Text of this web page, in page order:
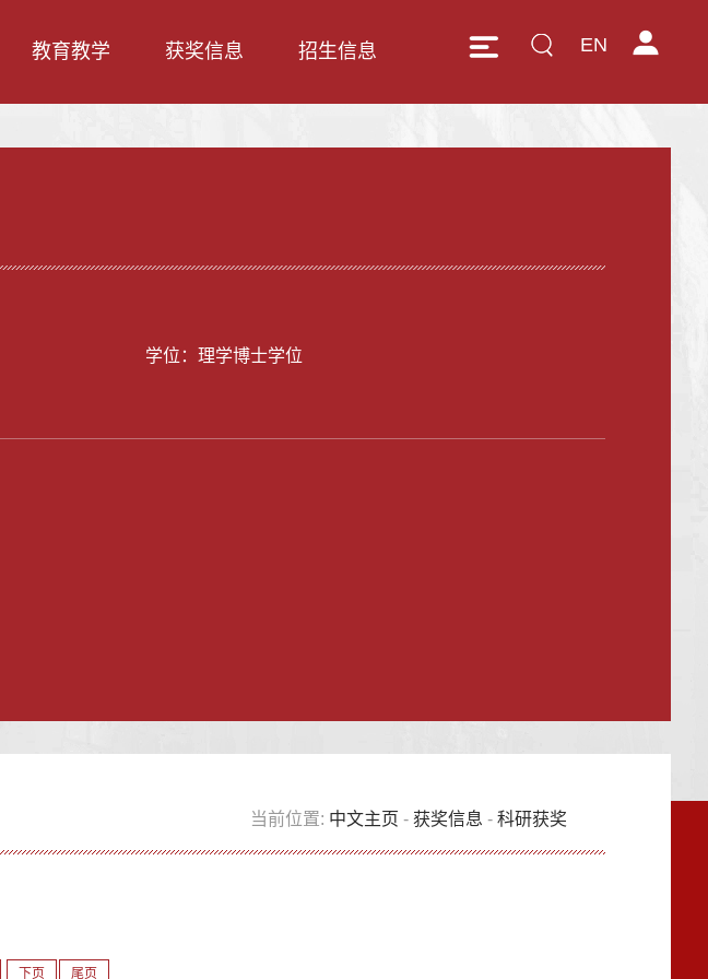
EN
教育教学 获奖信息 招生信息
学位：理学博士学位
当前位置: 中文主页 -获奖信息 -科研获奖
下页 尾页